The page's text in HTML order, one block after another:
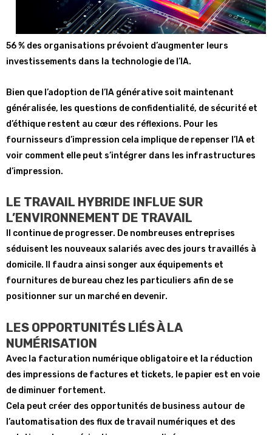
56 % des organisations prévoient d’augmenter leurs
investissements dans la technologie de l’IA.
Bien que l’adoption de l’IA générative soit maintenant
généralisée, les questions de confidentialité, de sécurité et
d’éthique restent au cœur des réflexions. Pour les
fournisseurs d’impression cela implique de repenser l’IA et
voir comment elle peut s’intégrer dans les infrastructures
d’impression.
LE TRAVAIL HYBRIDE INFLUE SUR
L’ENVIRONNEMENT DE TRAVAIL
Il continue de progresser. De nombreuses entreprises
séduisent les nouveaux salariés avec des jours travaillés à
domicile. Il faudra ainsi songer aux équipements et
fournitures de bureau chez les particuliers afin de se
positionner sur un marché en devenir.
LES OPPORTUNITÉS LIÉS À LA
NUMÉRISATION
Avec la facturation numérique obligatoire et la réduction
des impressions de factures et tickets, le papier est en voie
de diminuer fortement.
Cela peut créer des opportunités de business autour de
l’automatisation des flux de travail numériques et des